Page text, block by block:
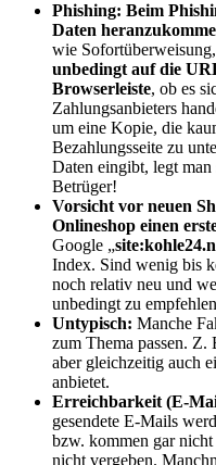
Phishing: Beim
Daten
wie
unbedingt auf die
Browserleiste, ob es
Zahlungsanbieters
um eine Kopie, die
Bezahlungsseite zu
Daten eingibt, legt
Betrüger!
Vorsicht vor neuen
Onlineshop einen
Google „
Index. Sind wenig bis
noch relativ neu und
unbedingt zu
Untypisch: Manche
zum Thema passen.
aber gleichzeitig auch
anbietet.
Erreichbarkeit (E-
gesendete E-Mails
bzw. kommen gar
nicht vergeben.